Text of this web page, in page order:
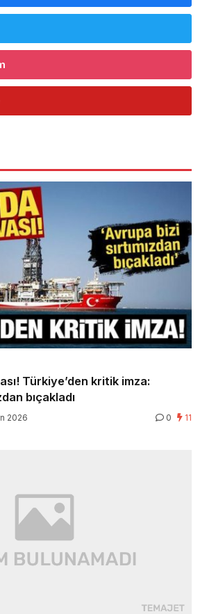
Türkiye’den kritik imza:
bıçakladı
2026 0 11